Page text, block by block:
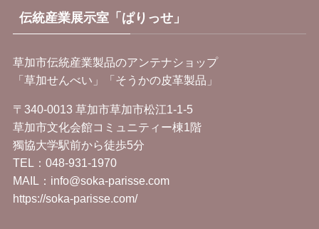
伝統産業展示室「ぱりっせ」
草加市伝統産業製品のアンテナショップ
「草加せんべい」「そうかの皮革製品」
〒340-0013 草加市草加市松江1-1-5
草加市文化会館コミュニティー棟1階
獨協大学駅前から徒歩5分
TEL： 048-931-1970
MAIL：info@soka-parisse.com
https://soka-parisse.com/